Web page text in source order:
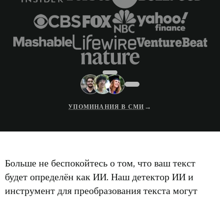
УПОМИНАНИЯ В СМИ →
Больше не беспокойтесь о том, что ваш текст
будет определён как ИИ. Наш детектор ИИ и
инструмент для преобразования текста могут